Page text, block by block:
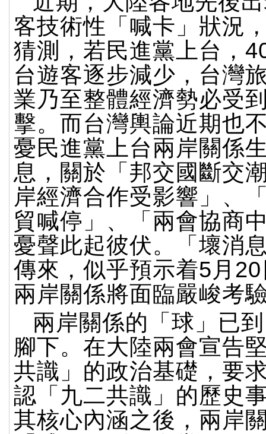
客技術性「喊卡」狀況
猜測，若民進黨上台，
台遊客逐步減少，台灣
業乃至整體經濟勢必受
擊。而台灣輿論近期也
憂民進黨上台兩岸關係
息，關於「邦交國斷交
岸經濟合作受影響」、
貿喊停」、「兩會協商
憂聲此起彼伏。「壞消
傳來，似乎預示着5月
兩岸關係將面臨嚴峻考
兩岸關係的「球」已
腳下。在大陸兩會宣告
共識」的政治基礎，要
認「九二共識」的歷史
其核心內涵之後，兩岸